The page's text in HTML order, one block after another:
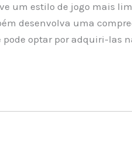
um estilo de jogo mais
desenvolva uma
optar por adquiri-las